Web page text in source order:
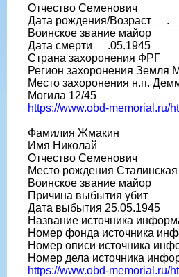
Отчество Семенович
Дата рождения/Возраст
Воинское звание майор
Дата смерти __.05.1945
Страна захоронения ФРГ
Регион захоронения Земля
Место захоронения н.п.
Могила 12/45
https://www.obd-memorial.ru/
Фамилия Жмакин
Имя Николай
Отчество Семенович
Место рождения
Воинское звание майор
Причина выбытия убит
Дата выбытия 25.05.1945
Название источника
Номер фонда источника
Номер описи источника
Номер дела источника
https://www.obd-memorial.ru/